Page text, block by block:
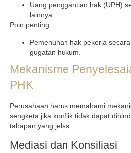
Uang penggantian hak (UPH)
lainnya.
Poin penting:
Pemenuhan hak pekerja
gugatan hukum.
Mekanisme
PHK
Perusahaan harus memahami
sengketa jika konflik tidak dapat
tahapan yang jelas.
Mediasi dan Konsiliasi